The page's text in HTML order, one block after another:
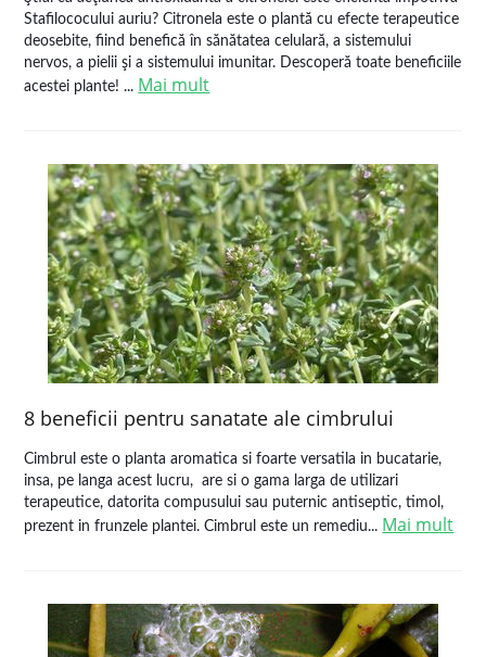
Stafilococului auriu? Citronela este o plantă cu efecte terapeutice
deosebite, fiind benefică în sănătatea celulară, a sistemului
nervos, a pielii şi a sistemului imunitar. Descoperă toate beneficiile
acestei plante! ... Mai mult
8 beneficii pentru sanatate ale cimbrului
Cimbrul este o planta aromatica si foarte versatila in bucatarie,
insa, pe langa acest lucru, are si o gama larga de utilizari
terapeutice, datorita compusului sau puternic antiseptic, timol,
prezent in frunzele plantei. Cimbrul este un remediu... Mai mult